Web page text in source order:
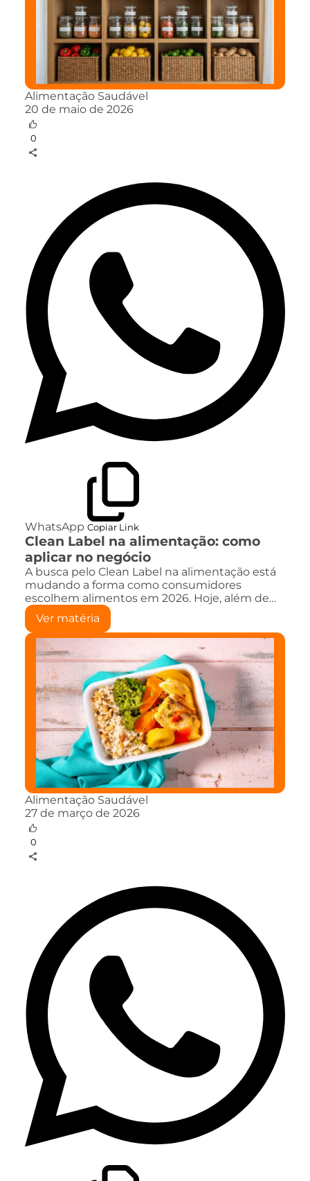
Alimentação Saudável
20 de maio de 2026
0
WhatsApp Copiar Link
Clean Label na alimentação: como
aplicar no negócio
A busca pelo Clean Label na alimentação está
mudando a forma como consumidores
escolhem alimentos em 2026. Hoje, além de…
Ver matéria
Alimentação Saudável
27 de março de 2026
0